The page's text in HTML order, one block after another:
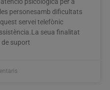
personesamb dificultats
servei telefònic
seua finalitat
de suport